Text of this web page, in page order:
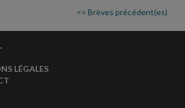
<< Brèves précédent(es)
LÉGALES